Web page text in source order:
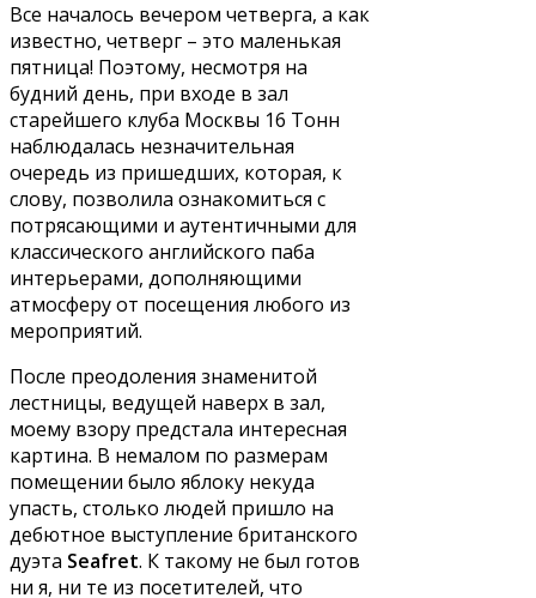
Все началось вечером четверга, а как
известно, четверг – это маленькая
пятница! Поэтому, несмотря на
будний день, при входе в зал
старейшего клуба Москвы 16 Тонн
наблюдалась незначительная
очередь из пришедших, которая, к
слову, позволила ознакомиться с
потрясающими и аутентичными для
классического английского паба
интерьерами, дополняющими
атмосферу от посещения любого из
мероприятий.
После преодоления знаменитой
лестницы, ведущей наверх в зал,
моему взору предстала интересная
картина. В немалом по размерам
помещении было яблоку некуда
упасть, столько людей пришло на
дебютное выступление британского
дуэта Seafret. К такому не был готов
ни я, ни те из посетителей, что